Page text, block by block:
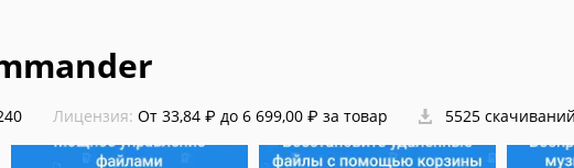
Лицензия: От 33,84 ₽ до 6 699,00 ₽ за товар 5525 скачиваний